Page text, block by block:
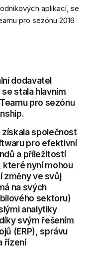
aplikací, se
pro sezónu 2016
dodavatel
stala hlavním
pro sezónu
získala společnost
pro efektivní
a příležitostí
nyní mohou
změny ve svůj
na svých
sektoru)
analytiky
svým řešením
(ERP), správu
řízení